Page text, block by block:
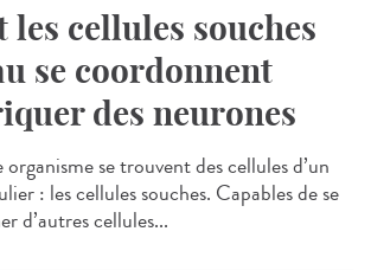
les cellules souches
se coordonnent
des neurones
se trouvent des cellules d’un
: les cellules souches. Capables de se
d’autres cellules...